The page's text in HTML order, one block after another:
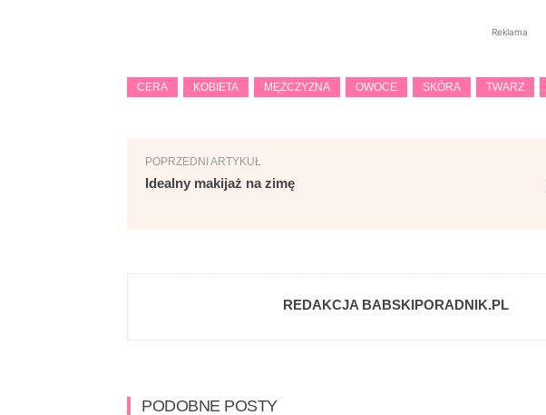
Reklama
CERA KOBIETA MĘŻCZYZNA OWOCE SKÓRA TWARZ
POPRZEDNI ARTYKUŁ
Idealny makijaż na zimę
REDAKCJA BABSKIPORADNIK.PL
PODOBNE POSTY